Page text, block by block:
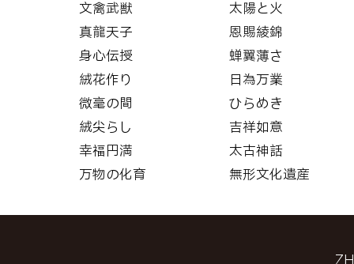
文禽武獣
太陽と火
真龍天子
恩賜綾錦
身心伝授
蝉翼薄さ
絨花作り
日為万業
微毫の間
ひらめき
絨尖らし
吉祥如意
幸福円満
太古神話
万物の化育
無形文化遺産